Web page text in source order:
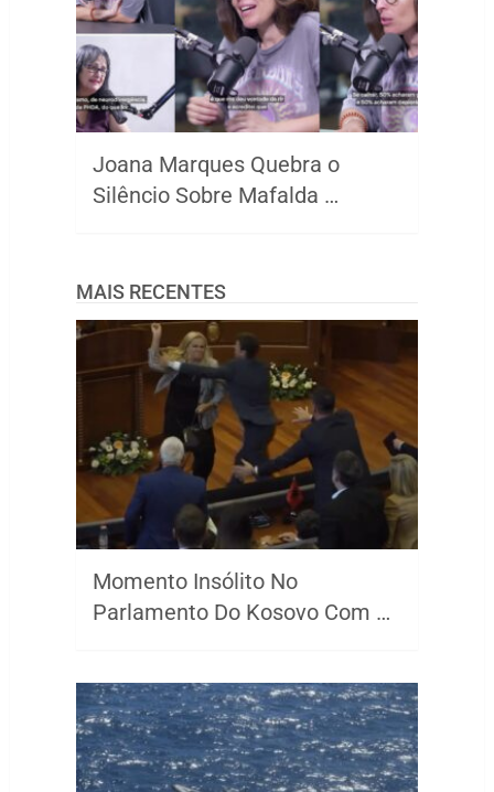
Joana Marques Quebra o
Silêncio Sobre Mafalda …
MAIS RECENTES
Momento Insólito No
Parlamento Do Kosovo Com …